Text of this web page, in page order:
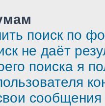
поиск по
не даёт
поиска я